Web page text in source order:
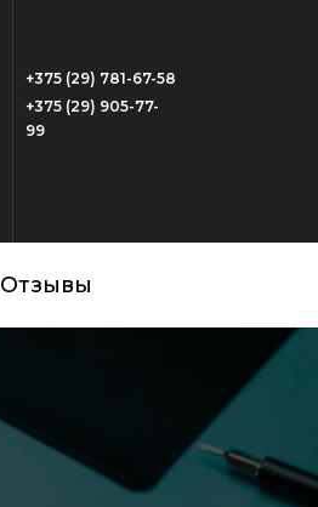
+375 (29) 781-67-58
+375 (29) 905-77-
99
Отзывы